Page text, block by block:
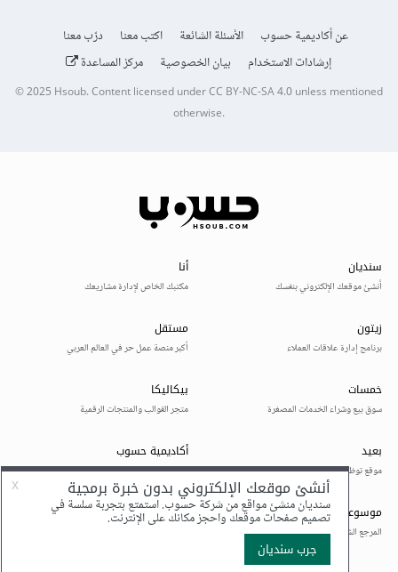
عن أكاديمية حسوب الأسئلة الشائعة اكتب معنا
درّب معنا
إرشادات الاستخدام
بيان الخصوصية مركز المساعدة
© 2025Hsoub.Content licensed underCC BY-NC-SA 4.0unless mentioned
otherwise.